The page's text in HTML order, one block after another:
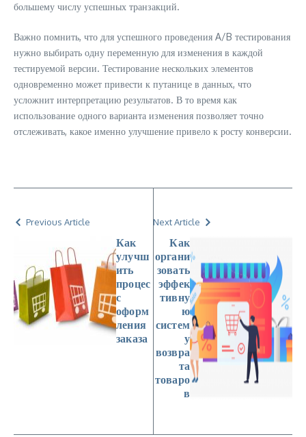
большему числу успешных транзакций.
Важно помнить, что для успешного проведения A/B тестирования
нужно выбирать одну переменную для изменения в каждой
тестируемой версии. Тестирование нескольких элементов
одновременно может привести к путанице в данных, что
усложнит интерпретацию результатов. В то время как
использование одного варианта изменения позволяет точно
отслеживать, какое именно улучшение привело к росту конверсии.
Previous Article
Как
улучш
ить
процес
с
оформ
ления
заказа
Next Article
Как
органи
зовать
эффек
тивну
ю
систем
у
возвра
та
товаро
в